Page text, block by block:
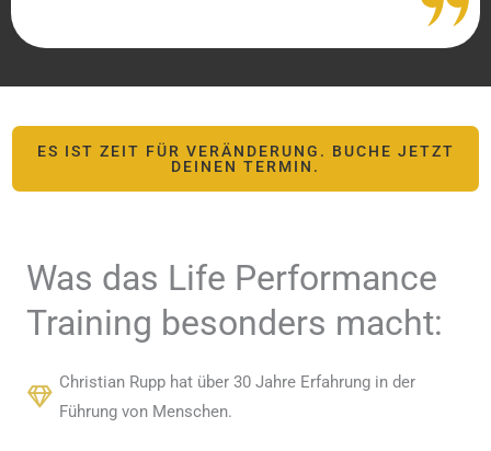
ES IST ZEIT FÜR VERÄNDERUNG. BUCHE JETZT
DEINEN TERMIN.
Was das Life Performance
Training besonders macht:
Christian Rupp hat über 30 Jahre Erfahrung in der
Führung von Menschen.